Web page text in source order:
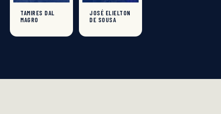
TAMIRES DAL
MAGRO
JOSÉ ELIELTON
DE SOUSA